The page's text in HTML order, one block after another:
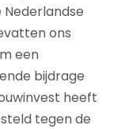
ons
een
bijdrage
heeft
tegen de